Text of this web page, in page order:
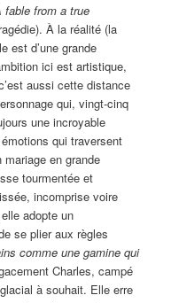
fable from a true
À la réalité (la
est d’une grande
ici est artistique,
aussi cette distance
qui, vingt-cinq
une incroyable
qui traversent
en grande
tourmentée et
incomprise voire
adopte un
se plier aux règles
comme une gamine qui
Charles, campé
à souhait. Elle erre